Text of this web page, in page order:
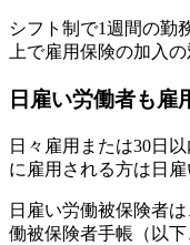
シフト制で1週間の勤
上で雇用保険の加入の
日雇い労働者も雇
日々雇用または30日
に雇用される方は日
日雇い労働被保険者
働被保険者手帳（以